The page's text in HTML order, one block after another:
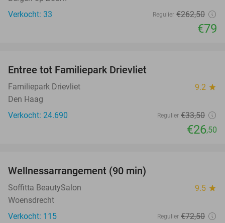
Verkocht: 33
Regulier €262,50
€79
Entree tot Familiepark Drievliet
Familiepark Drievliet 9.2 star
Den Haag
Verkocht: 24.690
Regulier €33,50
€26,50
Wellnessarrangement (90 min)
Soffitta BeautySalon 9.5 star
Woensdrecht
Verkocht: 115
Regulier €72,50